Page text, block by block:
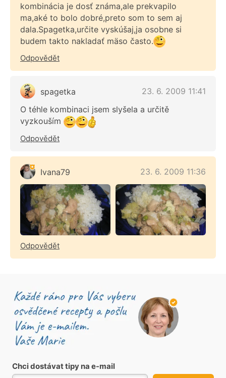
kombinácia je dosť známa,ale prekvapilo
ma,aké to bolo dobré,preto som to sem aj
dala.Spagetka,určite vyskúšaj,ja osobne si
budem takto nakladať mäso často.
Odpovědět
spagetka
23. 6. 2009 11:41
O téhle kombinaci jsem slyšela a určitě
vyzkouším
Odpovědět
Ivana79 23. 6. 2009 11:36
Odpovědět
Chci dostávat tipy na e-mail